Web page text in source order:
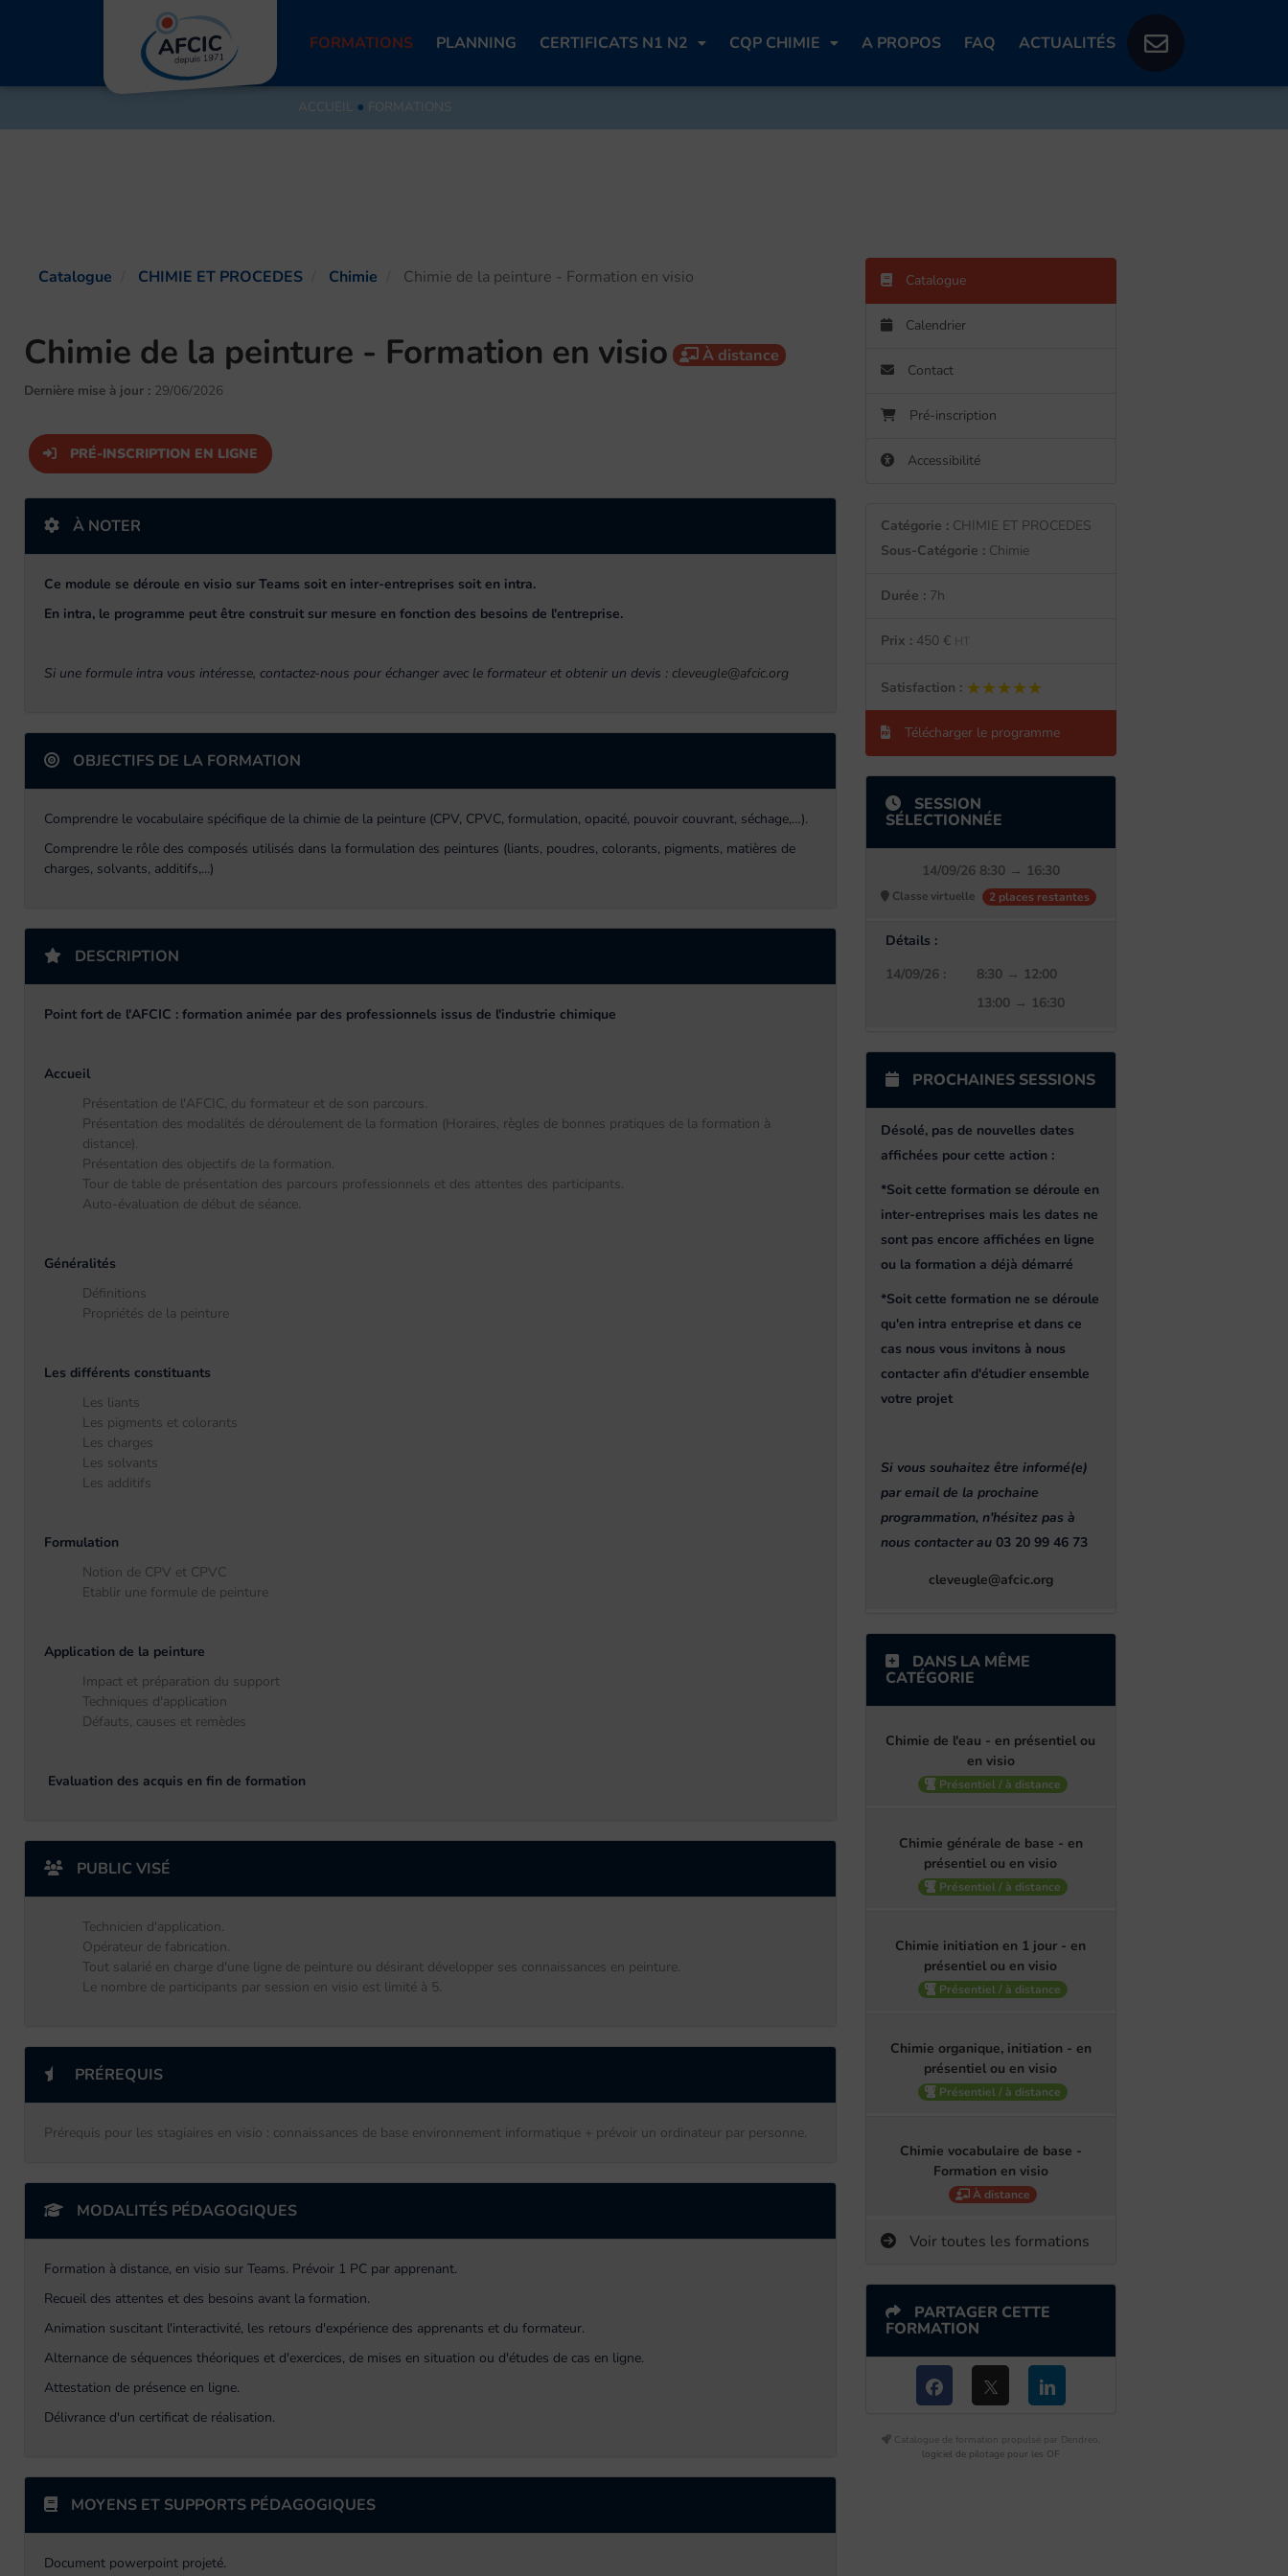
FORMATIONS PLANNING CERTIFICATS N1 N2 CQP CHIMIE A PROPOS FAQ ACTUALITÉS
ACCUEIL● FORMATIONS
Catalogue CHIMIE ET PROCEDES Chimie Chimie de la peinture - Formation en visio
Chimie de la peinture - Formation en visio À distance
Dernière mise à jour : 29/06/2026
PRÉ-INSCRIPTION EN LIGNE
À NOTER
Ce module se déroule en visio sur Teams soit en inter-entreprises soit en intra.
En intra, le programme peut être construit sur mesure en fonction des besoins de l'entreprise.
Si une formule intra vous intéresse, contactez-nous pour échanger avec le formateur et obtenir un devis : cleveugle@afcic.org
OBJECTIFS DE LA FORMATION
Comprendre le vocabulaire spécifique de la chimie de la peinture (CPV, CPVC, formulation, opacité, pouvoir couvrant, séchage,…).
Comprendre le rôle des composés utilisés dans la formulation des peintures (liants, poudres, colorants, pigments, matières de
charges, solvants, additifs,...)
DESCRIPTION
Point fort de l'AFCIC : formation animée par des professionnels issus de l'industrie chimique
Accueil
Présentation de l'AFCIC, du formateur et de son parcours.
Présentation des modalités de déroulement de la formation (Horaires, règles de bonnes pratiques de la formation à
distance).
Présentation des objectifs de la formation.
Tour de table de présentation des parcours professionnels et des attentes des participants.
Auto-évaluation de début de séance.
Généralités
Définitions
Propriétés de la peinture
Les différents constituants
Les liants
Les pigments et colorants
Les charges
Les solvants
Les additifs
Formulation
Notion de CPV et CPVC
Etablir une formule de peinture
Application de la peinture
Impact et préparation du support
Techniques d'application
Défauts, causes et remèdes
Evaluation des acquis en fin de formation
PUBLIC VISÉ
Technicien d'application.
Opérateur de fabrication.
Tout salarié en charge d'une ligne de peinture ou désirant développer ses connaissances en peinture.
Le nombre de participants par session en visio est limité à 5.
PRÉREQUIS
Prérequis pour les stagiaires en visio : connaissances de base environnement informatique + prévoir un ordinateur par personne.
MODALITÉS PÉDAGOGIQUES
Formation à distance, en visio sur Teams. Prévoir 1 PC par apprenant.
Recueil des attentes et des besoins avant la formation.
Animation suscitant l'interactivité, les retours d'expérience des apprenants et du formateur.
Alternance de séquences théoriques et d'exercices, de mises en situation ou d'études de cas en ligne.
Attestation de présence en ligne.
Délivrance d'un certificat de réalisation.
MOYENS ET SUPPORTS PÉDAGOGIQUES
Document powerpoint projeté.
Catalogue
Calendrier
Contact
Pré-inscription
Accessibilité
Catégorie : CHIMIE ET PROCEDES
Sous-Catégorie : Chimie
Durée :7h
Prix : 450 € HT
Satisfaction : ★★★★★
★★★★★
Télécharger le programme
SESSION
SÉLECTIONNÉE
14/09/26 8:30 → 16:30
Classe virtuelle 2 places restantes
Détails :
14/09/26 :
8:30 → 12:00
13:00 → 16:30
PROCHAINES SESSIONS
Désolé, pas de nouvelles dates
affichées pour cette action :
*Soit cette formation se déroule en
inter-entreprises mais les dates ne
sont pas encore affichées en ligne
ou la formation a déjà démarré
*Soit cette formation ne se déroule
qu'en intra entreprise et dans ce
cas nous vous invitons à nous
contacter afin d'étudier ensemble
votre projet
Si vous souhaitez être informé(e)
par email de la prochaine
programmation, n'hésitez pas à
nous contacter au 03 20 99 46 73
cleveugle@afcic.org
DANS LA MÊME
CATÉGORIE
Chimie de l'eau - en présentiel ou
en visio
Présentiel / à distance
Chimie générale de base - en
présentiel ou en visio
Présentiel / à distance
Chimie initiation en 1 jour - en
présentiel ou en visio
Présentiel / à distance
Chimie organique, initiation - en
présentiel ou en visio
Présentiel / à distance
Chimie vocabulaire de base -
Formation en visio
À distance
Voir toutes les formations
PARTAGER CETTE
FORMATION
Catalogue de formation propulsé par Dendreo,
logiciel de pilotage pour les OF